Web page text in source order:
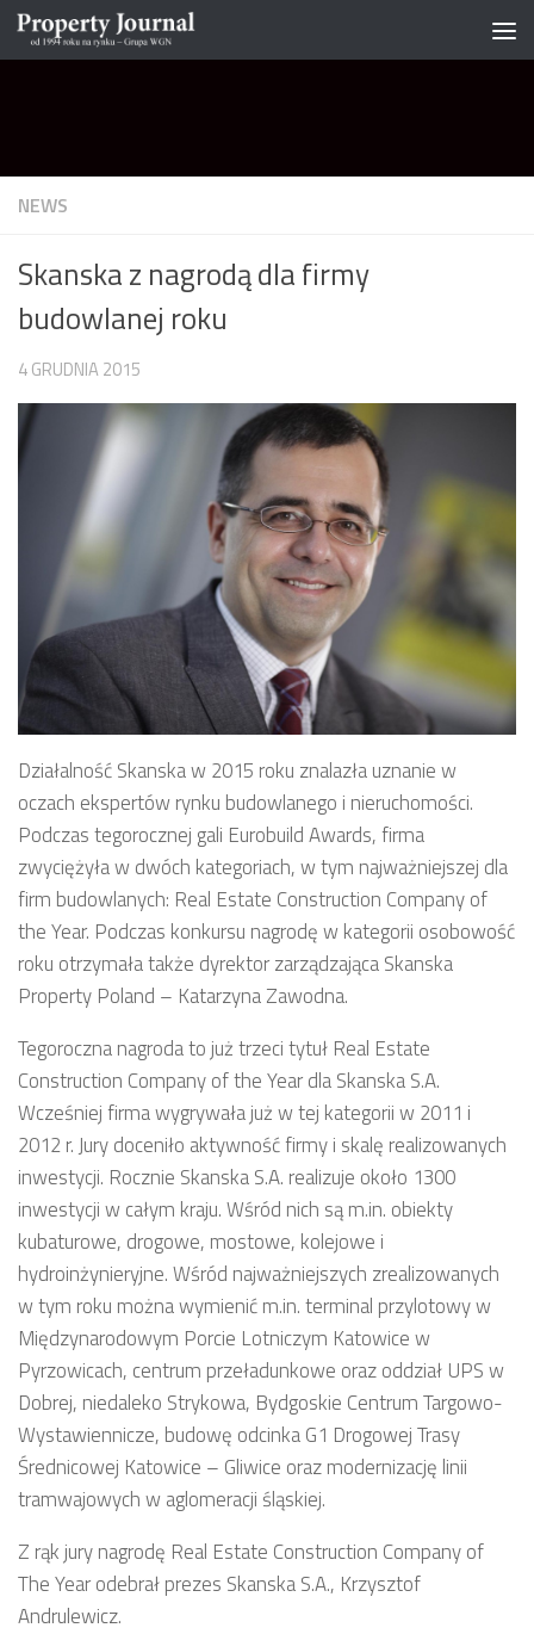
Skip to content
NEWS
Skanska z nagrodą dla firmy
budowlanej roku
4 GRUDNIA 2015
Działalność Skanska w 2015 roku znalazła uznanie w
oczach ekspertów rynku budowlanego i nieruchomości.
Podczas tegorocznej gali Eurobuild Awards, firma
zwyciężyła w dwóch kategoriach, w tym najważniejszej dla
firm budowlanych: Real Estate Construction Company of
the Year. Podczas konkursu nagrodę w kategorii osobowość
roku otrzymała także dyrektor zarządzająca Skanska
Property Poland – Katarzyna Zawodna.
Tegoroczna nagroda to już trzeci tytuł Real Estate
Construction Company of the Year dla Skanska S.A.
Wcześniej firma wygrywała już w tej kategorii w 2011 i
2012 r. Jury doceniło aktywność firmy i skalę realizowanych
inwestycji. Rocznie Skanska S.A. realizuje około 1300
inwestycji w całym kraju. Wśród nich są m.in. obiekty
kubaturowe, drogowe, mostowe, kolejowe i
hydroinżynieryjne. Wśród najważniejszych zrealizowanych
w tym roku można wymienić m.in. terminal przylotowy w
Międzynarodowym Porcie Lotniczym Katowice w
Pyrzowicach, centrum przeładunkowe oraz oddział UPS w
Dobrej, niedaleko Strykowa, Bydgoskie Centrum Targowo-
Wystawiennicze, budowę odcinka G1 Drogowej Trasy
Średnicowej Katowice – Gliwice oraz modernizację linii
tramwajowych w aglomeracji śląskiej.
Z rąk jury nagrodę Real Estate Construction Company of
The Year odebrał prezes Skanska S.A., Krzysztof
Andrulewicz.